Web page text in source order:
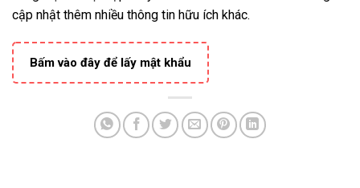
cập nhật thêm nhiều thông tin hữu ích khác.
Bấm vào đây để lấy mật khẩu